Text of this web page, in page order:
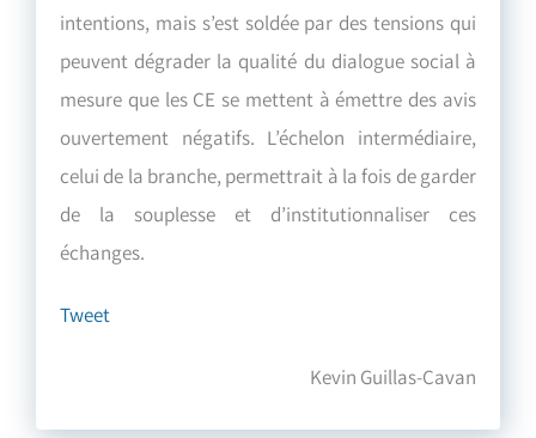
intentions, mais s’est soldée par des tensions qui
peuvent dégrader la qualité du dialogue social à
mesure que les CE se mettent à émettre des avis
ouvertement négatifs. L’échelon intermédiaire,
celui de la branche, permettrait à la fois de garder
de la souplesse et d’institutionnaliser ces
échanges.
Tweet
Kevin Guillas-Cavan